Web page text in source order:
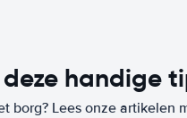
handige
borg? Lees onze artikelen